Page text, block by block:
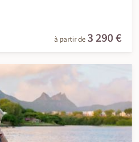
à partir de 3 290 €